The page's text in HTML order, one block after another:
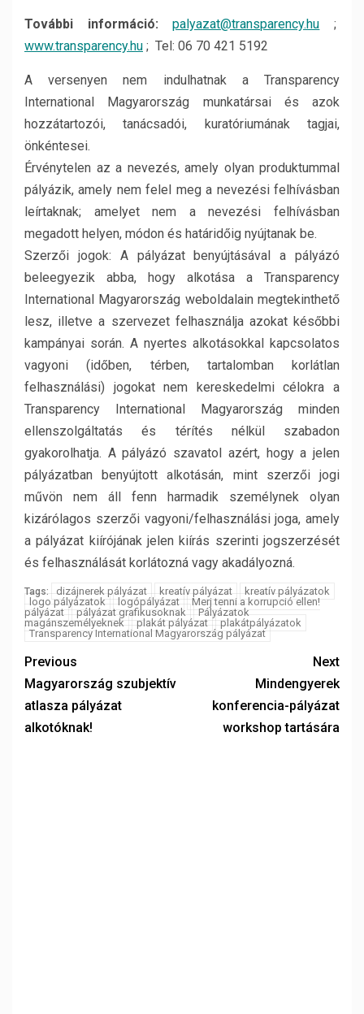
További információ: palyazat@transparency.hu ;
www.transparency.hu ; Tel: 06 70 421 5192
A versenyen nem indulhatnak a Transparency
International Magyarország munkatársai és azok
hozzátartozói, tanácsadói, kuratóriumának tagjai,
önkéntesei.
Érvénytelen az a nevezés, amely olyan produktummal
pályázik, amely nem felel meg a nevezési felhívásban
leírtaknak; amelyet nem a nevezési felhívásban
megadott helyen, módon és határidőig nyújtanak be.
Szerzői jogok: A pályázat benyújtásával a pályázó
beleegyezik abba, hogy alkotása a Transparency
International Magyarország weboldalain megtekinthető
lesz, illetve a szervezet felhasználja azokat későbbi
kampányai során. A nyertes alkotásokkal kapcsolatos
vagyoni (időben, térben, tartalomban korlátlan
felhasználási) jogokat nem kereskedelmi célokra a
Transparency International Magyarország minden
ellenszolgáltatás és térítés nélkül szabadon
gyakorolhatja. A pályázó szavatol azért, hogy a jelen
pályázatban benyújtott alkotásán, mint szerzői jogi
művön nem áll fenn harmadik személynek olyan
kizárólagos szerzői vagyoni/felhasználási joga, amely
a pályázat kiírójának jelen kiírás szerinti jogszerzését
és felhasználását korlátozná vagy akadályozná.
Tags: dizájnerek pályázat kreatív pályázat
kreatív pályázatok
logo pályázatok
logópályázat
Merj tenni a korrupció ellen!
pályázat
pályázat grafikusoknak
Pályázatok
magánszemélyeknek
plakát pályázat
plakátpályázatok
Transparency International Magyarország pályázat
Previous
Magyarország szubjektív
atlasza pályázat
alkotóknak!
Next
Mindengyerek
konferencia-pályázat
workshop tartására